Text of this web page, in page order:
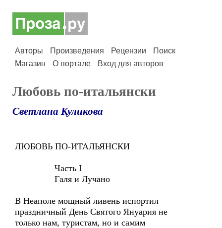
Авторы Произведения Рецензии
Поиск
Магазин
О портале Вход для авторов
Любовь по-итальянски
Светлана Куликова
ЛЮБОВЬ ПО-ИТАЛЬЯНСКИ
Часть I
Галя и Лучано
В Неаполе мощный ливень испортил
праздничный День Святого Януария не
только нам, туристам, но и самим